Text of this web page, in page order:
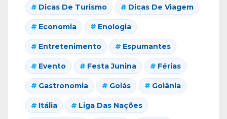
Dicas De Turismo Dicas De Viagem
Economia Enologia
Entretenimento Espumantes
Evento Festa Junina Férias
Gastronomia Goiás Goiânia
Itália Liga Das Nações